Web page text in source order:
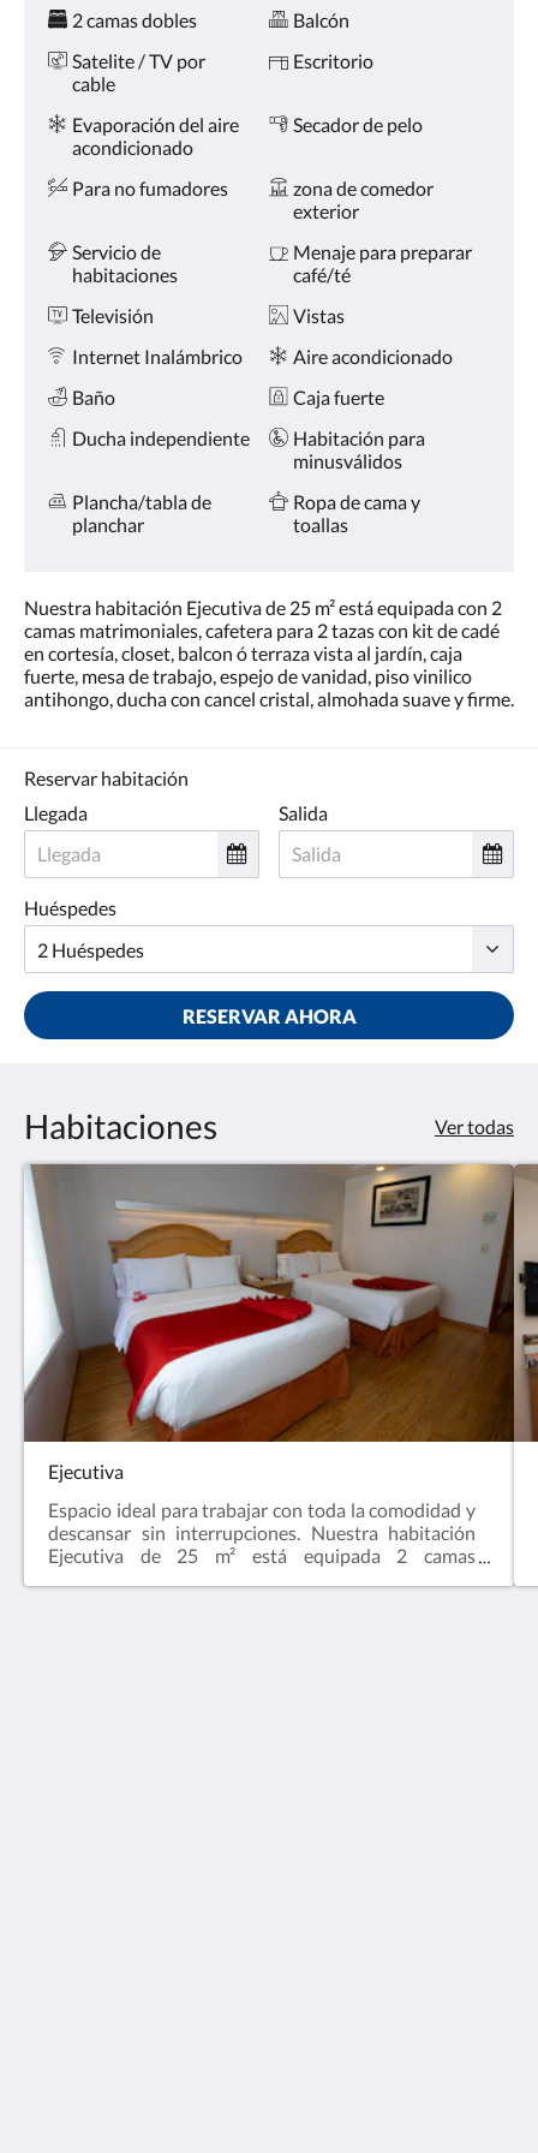
derecha,
pulse
botones
siguiente
anterior.
Comodidades
2 camas dobles
Balcón
Satelite / TV por
cable
Escritorio
Evaporación del aire
acondicionado
Secador de pelo
Para no fumadores
zona de comedor
exterior
Servicio de
habitaciones
Menaje para preparar
café/té
Televisión
Vistas
Internet Inalámbrico
Aire acondicionado
Baño
Caja fuerte
Ducha independiente
Habitación para
minusválidos
Plancha/tabla de
planchar
Ropa de cama y
toallas
Nuestra habitación Ejecutiva de 25 m² está equipada con 2
camas matrimoniales, cafetera para 2 tazas con kit de cadé
en cortesía, closet, balcon ó terraza vista al jardín, caja
fuerte, mesa de trabajo, espejo de vanidad, piso vinilico
antihongo, ducha con cancel cristal, almohada suave y firme.
Reservar habitación
Llegada
Salida
Huéspedes
RESERVAR AHORA
Habitaciones Ver todas
Ejecutiva
Espacio ideal para trabajar con toda la comodidad y
descansar sin interrupciones. Nuestra habitación
Ejecutiva de 25 m² está equipada 2 camas